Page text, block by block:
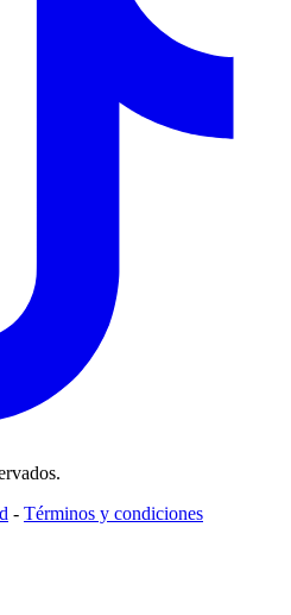
- Términos y condiciones